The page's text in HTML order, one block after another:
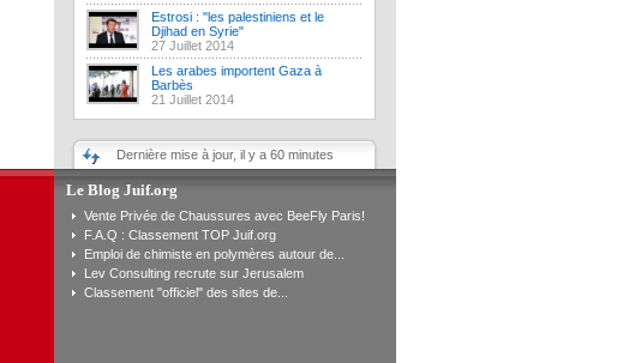
Estrosi : "les palestiniens et le
Djihad en Syrie"
27 Juillet 2014
Les arabes importent Gaza à
Barbès
21 Juillet 2014
Dernière mise à jour, il y a 60 minutes
Le Blog Juif.org
Vente Privée de Chaussures avec BeeFly Paris!
F.A.Q : Classement TOP Juif.org
Emploi de chimiste en polymères autour de...
Lev Consulting recrute sur Jerusalem
Classement "officiel" des sites de...